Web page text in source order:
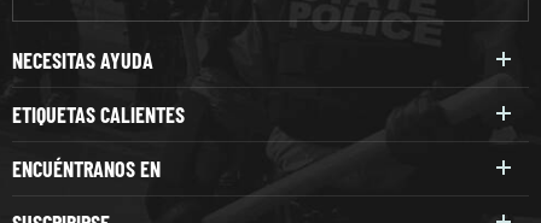
NECESITAS AYUDA
ETIQUETAS CALIENTES
ENCUÉNTRANOS EN